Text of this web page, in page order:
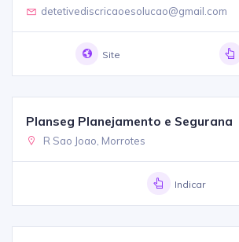
detetivediscricaoesolucao@gmail.com
Site
Planseg Planejamento e Segurana
R Sao Joao, Morrotes
Indicar